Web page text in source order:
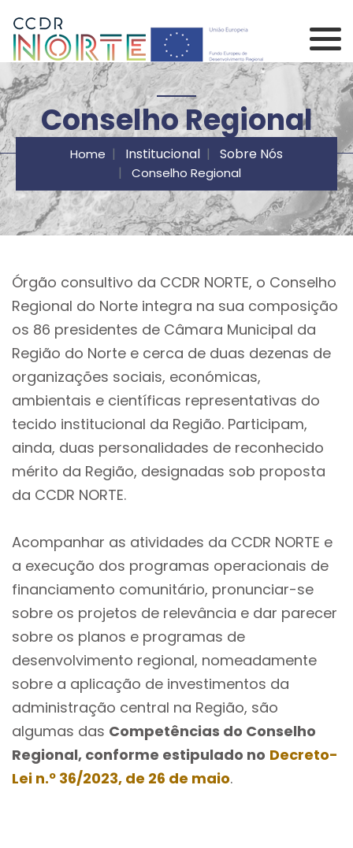
Comissão de
Conselho Regional
Home Institucional Sobre Nós
Conselho Regional
Órgão consultivo da CCDR NORTE, o Conselho
Regional do Norte integra na sua composição
os 86 presidentes de Câmara Municipal da
Região do Norte e cerca de duas dezenas de
organizações sociais, económicas,
ambientais e científicas representativas do
tecido institucional da Região. Participam,
ainda, duas personalidades de reconhecido
mérito da Região, designadas sob proposta
da CCDR NORTE.
Acompanhar as atividades da CCDR NORTE e
a execução dos programas operacionais de
financiamento comunitário, pronunciar-se
sobre os projetos de relevância e dar parecer
sobre os planos e programas de
desenvolvimento regional, nomeadamente
sobre a aplicação de investimentos da
administração central na Região, são
algumas das Competências do Conselho
Regional, conforme estipulado no Decreto-
Lei n.º 36/2023, de 26 de maio.